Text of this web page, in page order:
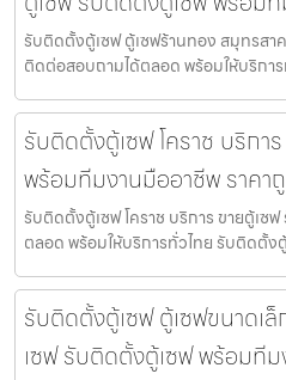
รับติดตั้งตู้เซฟ ตู้เซฟร้านทอง สมุทรสา
ติดต่อสอบถามได้ตลอด พร้อมให้บริกา
รับติดตั้งตู้เซฟ โคราช บริกา
พร้อมทีมงานมืออาชีพ ราคา
รับติดตั้งตู้เซฟ โคราช บริการ ขายตู้เ
ตลอด พร้อมให้บริการทั่วไทย รับติดตั้งตู้
รับติดตั้งตู้เซฟ ตู้เซฟขนาดเ
เซฟ รับติดตั้งตู้เซฟ พร้อมที